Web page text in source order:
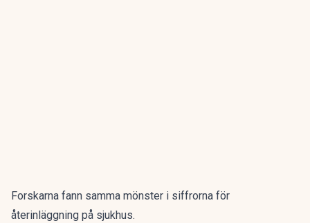
Forskarna fann samma mönster i siffrorna för
återinläggning på sjukhus.